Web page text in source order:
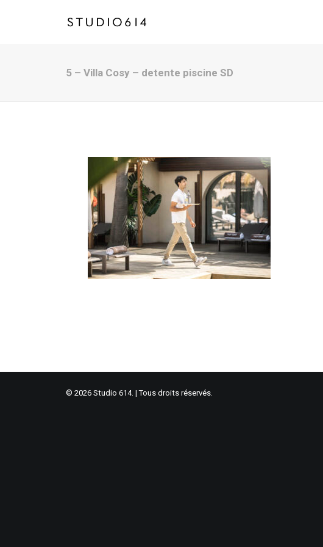
5 – Villa Cosy – detente piscine SD
© 2026 Studio 614. | Tous droits réservés.